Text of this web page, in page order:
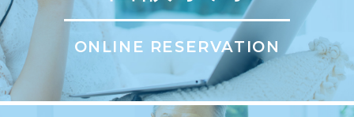
ONLINE RESERVATION